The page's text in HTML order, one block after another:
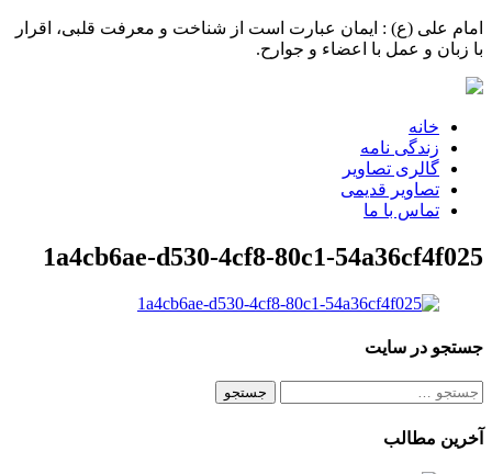
امام علی (ع) : ایمان عبارت است از شناخت و معرفت قلبی، اقرار
با زبان و عمل با اعضاء و جوارح.
خانه
زندگی نامه
گالری تصاویر
تصاویر قدیمی
تماس با ما
1a4cb6ae-d530-4cf8-80c1-54a36cf4f025
جستجو در سایت
جستجو
آخرین مطالب